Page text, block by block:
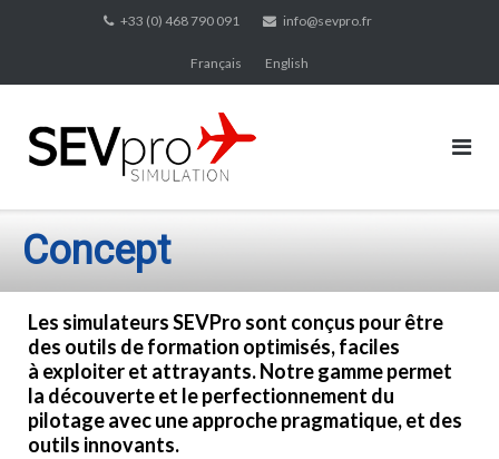
+33 (0) 468 790 091 info@sevpro.fr
Français English
Concept
Les simulateurs SEVPro sont conçus pour être
des outils de formation optimisés, faciles
à exploiter et attrayants. Notre gamme permet
la découverte et le perfectionnement du
pilotage avec une approche pragmatique, et des
outils innovants.